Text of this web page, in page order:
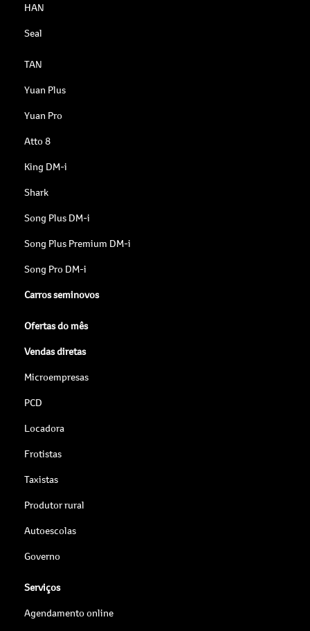
HAN
Seal
TAN
Yuan Plus
Yuan Pro
Atto 8
King DM-i
Shark
Song Plus DM-i
Song Plus Premium DM-i
Song Pro DM-i
Carros seminovos
Ofertas do mês
Vendas diretas
Microempresas
PCD
Locadora
Frotistas
Taxistas
Produtor rural
Autoescolas
Governo
Serviços
Agendamento online